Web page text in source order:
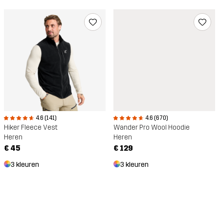
4.6 (141)
Hiker Fleece Vest
Heren
€ 45
3 kleuren
4.6 (670)
Wander Pro Wool Hoodie
Heren
€ 129
3 kleuren